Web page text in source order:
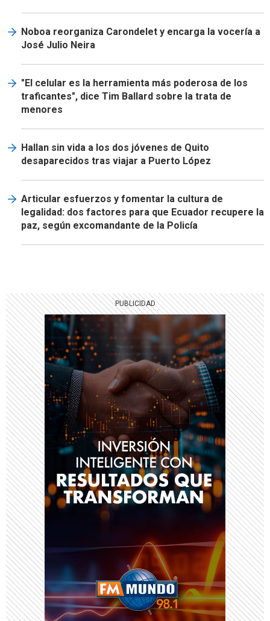
Noboa reorganiza Carondelet y encarga la vocería a
José Julio Neira
"El celular es la herramienta más poderosa de los
traficantes", dice Tim Ballard sobre la trata de
menores
Hallan sin vida a los dos jóvenes de Quito
desaparecidos tras viajar a Puerto López
Articular esfuerzos y fomentar la cultura de
legalidad: dos factores para que Ecuador recupere la
paz, según excomandante de la Policía